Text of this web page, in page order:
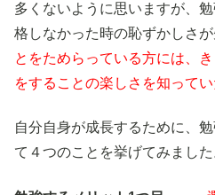
多くないように思いますが、
格しなかった時の恥ずかしさが
とをためらっている方には、
をすることの楽しさを知ってい
自分自身が成長するために、
て４つのことを挙げてみました